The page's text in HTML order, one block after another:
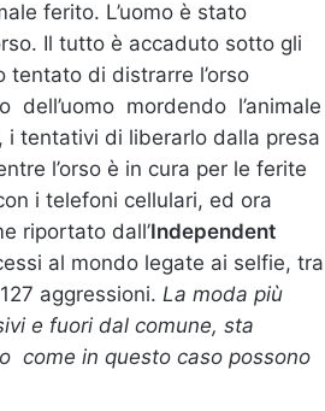
ferito. L’uomo è stato
Il tutto è accaduto sotto gli
di distrarre l’orso
dell’uomo mordendo l’animale
tentativi di liberarlo dalla presa
l’orso è in cura per le ferite
i telefoni cellulari, ed ora
riportato dall’Independent
al mondo legate ai selfie, tra
aggressioni. La moda più
e fuori dal comune, sta
come in questo caso possono